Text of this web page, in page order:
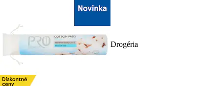
Drogéria